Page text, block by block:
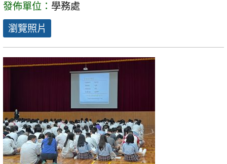
發佈單位： 學務處
瀏覽照片